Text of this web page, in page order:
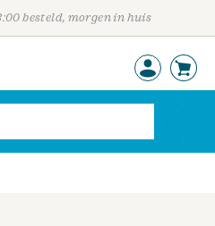
besteld, morgen in huis